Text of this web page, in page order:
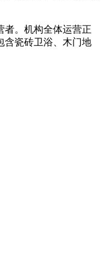
。机构全体运营正
含瓷砖卫浴、木门地